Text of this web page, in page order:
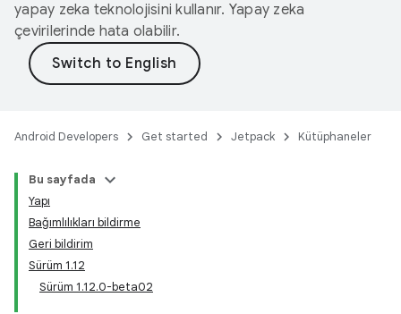
yapay zeka teknolojisini kullanır. Yapay zeka
çevirilerinde hata olabilir.
Android Developers Get started Jetpack Kütüphaneler
Bu sayfada
Yapı
Bağımlılıkları bildirme
Geri bildirim
Sürüm 1.12
Sürüm 1.12.0-beta02